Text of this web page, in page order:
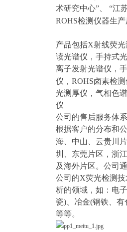
术研究中心”、
“江
ROHS检测仪器生
产品包括X射线荧
读光谱仪，手持式
离子发射光谱仪，
仪， ROHS卤素检
光测厚仪，气相色
仪
公司的售后服务体
根据客户的分布和
海、中山、云贵川
圳、东莞片区，浙
及海外片区。公司
公司的X荧光检测
析的领域，如：电
瓷) 、冶金(钢铁、有
等等。